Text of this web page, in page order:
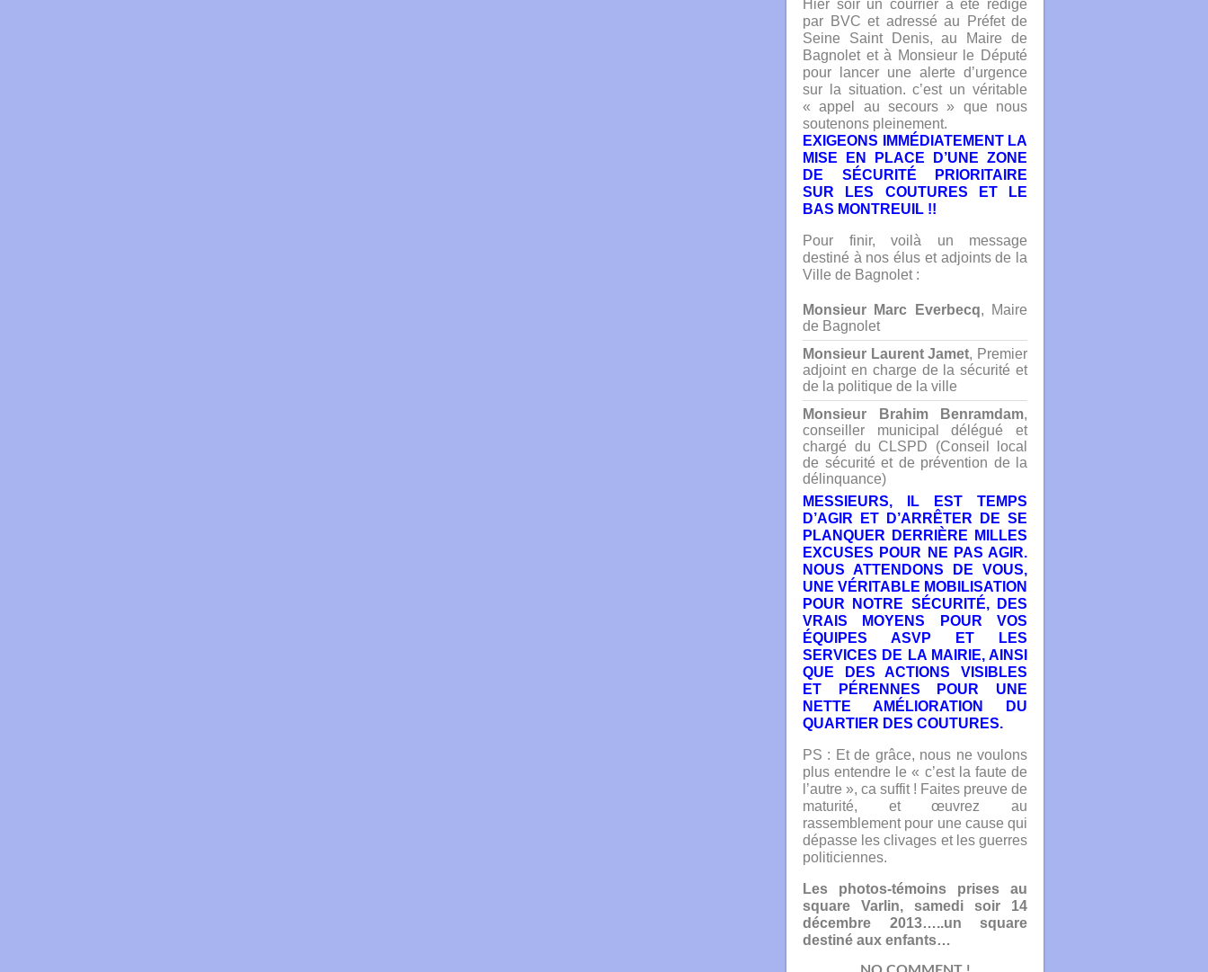
Hier soir un courrier a été rédigé
par BVC et adressé au Préfet de
Seine Saint Denis, au Maire de
Bagnolet et à Monsieur le Député
pour lancer une alerte d’urgence
sur la situation. c’est un véritable
« appel au secours » que nous
soutenons pleinement.
EXIGEONS IMMÉDIATEMENT LA
MISE EN PLACE D’UNE ZONE
DE SÉCURITÉ PRIORITAIRE
SUR LES COUTURES ET LE
BAS MONTREUIL !!
Pour finir, voilà un message
destiné à nos élus et adjoints de la
Ville de Bagnolet :
Monsieur Marc Everbecq, Maire
de Bagnolet
Monsieur Laurent Jamet, Premier
adjoint en charge de la sécurité et
de la politique de la ville
Monsieur Brahim Benramdam,
conseiller municipal délégué et
chargé du CLSPD (Conseil local
de sécurité et de prévention de la
délinquance)
MESSIEURS, IL EST TEMPS
D’AGIR ET D’ARRÊTER DE SE
PLANQUER DERRIÈRE MILLES
EXCUSES POUR NE PAS AGIR.
NOUS ATTENDONS DE VOUS,
UNE VÉRITABLE MOBILISATION
POUR NOTRE SÉCURITÉ, DES
VRAIS MOYENS POUR VOS
ÉQUIPES ASVP ET LES
SERVICES DE LA MAIRIE, AINSI
QUE DES ACTIONS VISIBLES
ET PÉRENNES POUR UNE
NETTE AMÉLIORATION DU
QUARTIER DES COUTURES.
PS : Et de grâce, nous ne voulons
plus entendre le « c’est la faute de
l’autre », ca suffit ! Faites preuve de
maturité, et œuvrez au
rassemblement pour une cause qui
dépasse les clivages et les guerres
politiciennes.
Les photos-témoins prises au
square Varlin, samedi soir 14
décembre 2013…..un square
destiné aux enfants…